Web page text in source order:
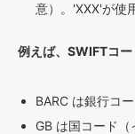
意）。'XXX'が使
例えば、SWIFTコ
BARC は銀行コ
GB は国コード（